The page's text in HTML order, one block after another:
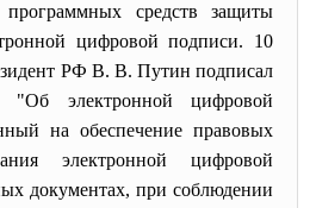
программных средств защиты
цифровой подписи. 10
РФ В. В. Путин подписал
"Об электронной цифровой
на обеспечение правовых
электронной цифровой
документах, при соблюдении